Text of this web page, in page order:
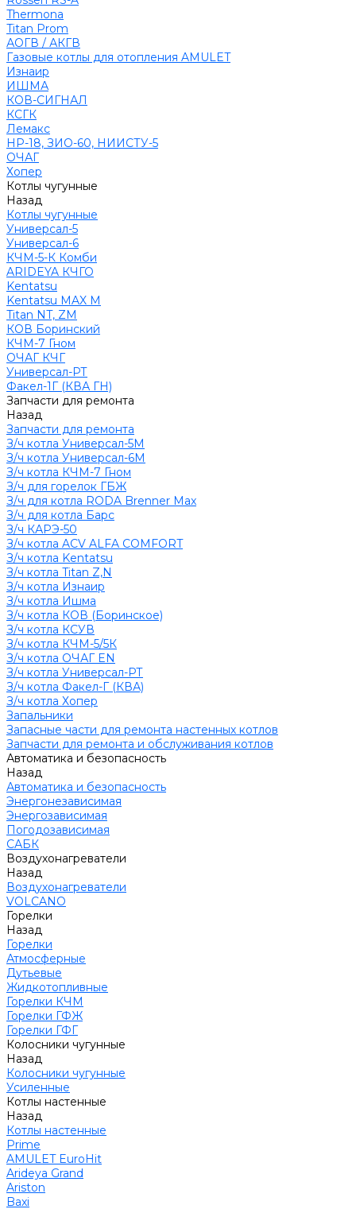
Thermona
Titan Prom
АОГВ / АКГВ
Газовые котлы для отопления AMULET
Изнаир
ИШМА
КОВ-СИГНАЛ
КСГК
Лемакс
НР-18, ЗИО-60, НИИСТУ-5
ОЧАГ
Хопер
Котлы чугунные
Назад
Котлы чугунные
Универсал-5
Универсал-6
КЧМ-5-К Комби
ARIDEYA КЧГО
Kentatsu
Kentatsu MAX M
Titan NT, ZM
КОВ Боринский
КЧМ-7 Гном
ОЧАГ КЧГ
Универсал-РТ
Факел-1Г (КВА ГН)
Запчасти для ремонта
Назад
Запчасти для ремонта
З/ч котла Универсал-5М
З/ч котла Универсал-6М
З/ч котла КЧМ-7 Гном
З/ч для горелок ГБЖ
З/ч для котла RODA Brenner Max
З/ч для котла Барс
З/ч КАРЭ-50
З/ч котла ACV ALFA COMFORT
З/ч котла Kentatsu
З/ч котла Titan Z,N
З/ч котла Изнаир
З/ч котла Ишма
З/ч котла КОВ (Боринское)
З/ч котла КСУВ
З/ч котла КЧМ-5/5К
З/ч котла ОЧАГ EN
З/ч котла Универсал-РТ
З/ч котла Факел-Г (КВА)
З/ч котла Хопер
Запальники
Запасные части для ремонта настенных котлов
Запчасти для ремонта и обслуживания котлов
Автоматика и безопасность
Назад
Автоматика и безопасность
Энергонезависимая
Энергозависимая
Погодозависимая
САБК
Воздухонагреватели
Назад
Воздухонагреватели
VOLCANO
Горелки
Назад
Горелки
Атмосферные
Дутьевые
Жидкотопливные
Горелки КЧМ
Горелки ГФЖ
Горелки ГФГ
Колосники чугунные
Назад
Колосники чугунные
Усиленные
Котлы настенные
Назад
Котлы настенные
Prime
AMULET EuroHit
Arideya Grand
Ariston
Baxi